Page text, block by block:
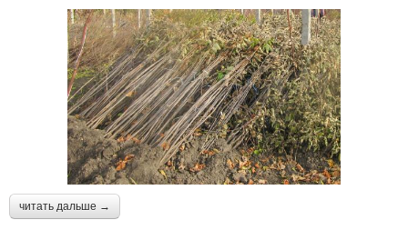
читать дальше →